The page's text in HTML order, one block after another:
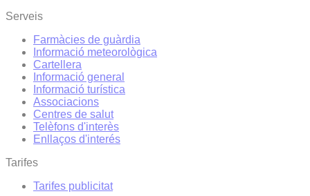
Serveis
Farmàcies de guàrdia
Informació meteorològica
Cartellera
Informació general
Informació turística
Associacions
Centres de salut
Telèfons d'interès
Enllaços d'interés
Tarifes
Tarifes publicitat